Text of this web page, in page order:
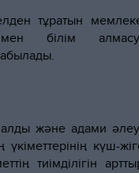
тұратын
білім
және адами
күш-
тиімділігін